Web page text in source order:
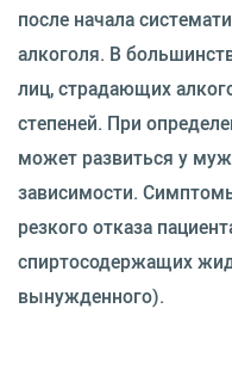
после начала
алкоголя. В
лиц, страдающих
степеней. При
может развиться у
зависимости.
резкого отказа
спиртосодержащих
вынужденного).